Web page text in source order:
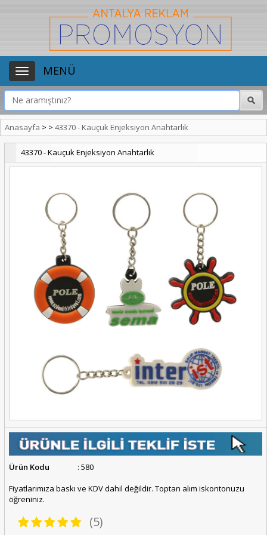
MENÜ
Anasayfa > > 43370 - Kauçuk Enjeksiyon Anahtarlık
43370 - Kauçuk Enjeksiyon Anahtarlık
Ürün Kodu
: 580
Fiyatlarımıza baskı ve KDV dahil değildir. Toptan alım iskontonuzu
öğreniniz.
(5)